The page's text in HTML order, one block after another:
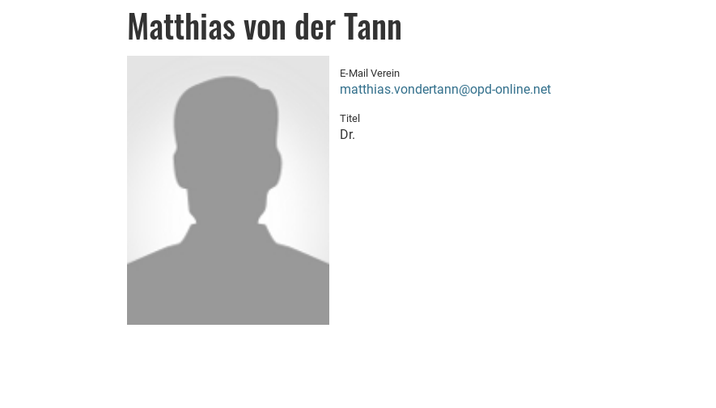
Matthias von der Tann
E-Mail Verein
matthias.vondertann@opd-online.net
Titel
Dr.